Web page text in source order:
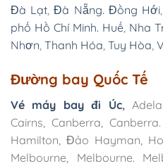
Đà Lạt ,Đà Nẵng. Đồng Hới
phố Hồ Chí Minh. Huế Nha
Nhơn Thanh Hóa Tuy Hòa
Đường bay Quốc Tế
Vé máy bay đi Úc,
Cairns, Canberra,
Hamilton, Đảo Hayman,
Melbourne, Melbourne.